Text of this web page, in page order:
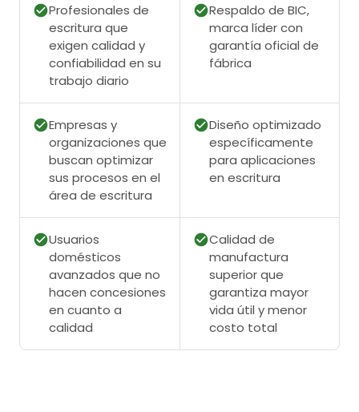
Profesionales de
escritura que
exigen calidad y
confiabilidad en su
trabajo diario
Respaldo de BIC,
marca líder con
garantía oficial de
fábrica
Empresas y
organizaciones que
buscan optimizar
sus procesos en el
área de escritura
Diseño optimizado
específicamente
para aplicaciones
en escritura
Usuarios
domésticos
avanzados que no
hacen concesiones
en cuanto a
calidad
Calidad de
manufactura
superior que
garantiza mayor
vida útil y menor
costo total